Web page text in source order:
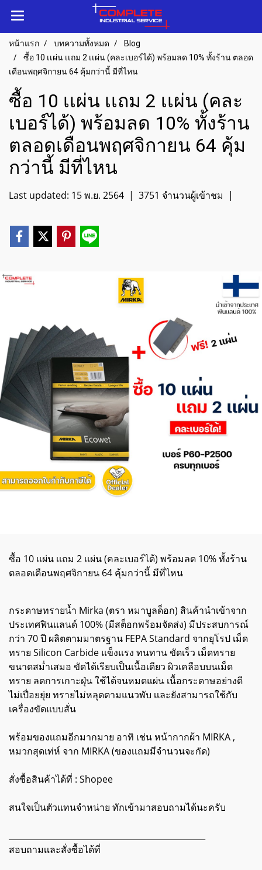
หน้าแรก บทความทั้งหมด
Blog
ซื้อ 10 เเผ่น เเถม 2 เเผ่น (คละเบอร์ได้) พร้อมลด 10% ทั้งร้าน ตลอด
เดือนพฤศจิกายน 64 คุ้มกว่านี้ มีที่ไหน
ซื้อ 10 เเผ่น เเถม 2 เเผ่น (คละ
เบอร์ได้) พร้อมลด 10% ทั้งร้าน
ตลอดเดือนพฤศจิกายน 64 คุ้ม
กว่านี้ มีที่ไหน
Last updated: 15 พ.ย. 2564 | 3751 จำนวนผู้เข้าชม |
ซื้อ 10 เเผ่น เเถม 2 เเผ่น (คละเบอร์ได้) พร้อมลด 10% ทั้งร้าน
ตลอดเดือนพฤศจิกายน 64 คุ้มกว่านี้ มีที่ไหน
กระดาษทรายน้ำ Mirka (ตรา หมาบูลด็อก) สินค้านำเข้าจาก
ประเทศฟินเเลนด์ 100% (มีสต็อกพร้อมจัดส่ง) มีประสบการณ์
กว่า 70 ปี ผลิตตามมาตรฐาน FEPA Standard จากยุโรป เม็ด
ทราย Silicon Carbide แข็งแรง ทนทาน ขัดเร็ว เม็ดทราย
ขนาดสม่ำเสมอ ขัดได้เรียบเป็นเนื้อเดียว ผิวเคลือบบนเม็ด
ทราย ลดการเกาะฝุ่น ใช้ได้จนหมดแผ่น เนื้อกระดาษอย่างดี
ไม่เปื่อยยุ่ย ทรายไม่หลุดตามแนวพับ เเละยังสามารถใช้กับ
เครื่องขัดแบบสั่น
พร้อมของเเถมอีกมากมาย อาทิ เช่น หน้ากากผ้า MIRKA ,
หมวกสุดเท่ห์ จาก MIRKA (ของเเถมมีจำนวนจะกัด)
สั่งซื้อสินค้าได้ที่ : Shopee
สนใจเป็นตัวเเทนจำหน่าย ทักเข้ามาสอบถามได้นะครับ
สอบถามเเละสั่งซื้อได้ที่